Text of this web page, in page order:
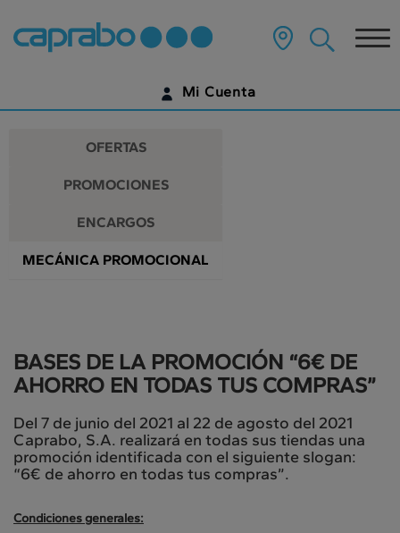
Promociones
y
descuentos
en
nuestros
supermercados
contenido
página
Mi Cuenta
¿AÚN NO TIENES UNA CUENTA DIGITAL?
OFERTAS
PROMOCIONES
ENCARGOS
MECÁNICA PROMOCIONAL
BASES DE LA PROMOCIÓN “6€ DE
AHORRO EN TODAS TUS COMPRAS”
Del 7 de junio del 2021 al 22 de agosto del 2021
Caprabo, S.A. realizará en todas sus tiendas una
promoción identificada con el siguiente slogan:
“6€ de ahorro en todas tus compras”.
Condiciones generales: